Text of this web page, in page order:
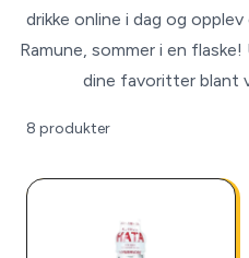
drikke online i dag og
Ramune, sommer i en
dine favoritter blant
8 produkter